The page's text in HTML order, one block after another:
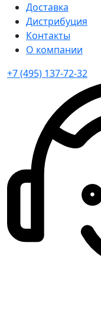
Доставка
Дистрибуция
Контакты
О компании
+7 (495) 137-72-32